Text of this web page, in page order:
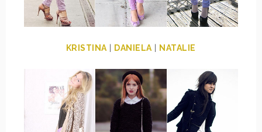
KRISTINA DANIELA NATALIE